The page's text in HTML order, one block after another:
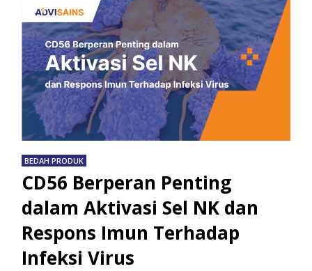
BEDAH PRODUK
CD56 Berperan Penting
dalam Aktivasi Sel NK dan
Respons Imun Terhadap
Infeksi Virus